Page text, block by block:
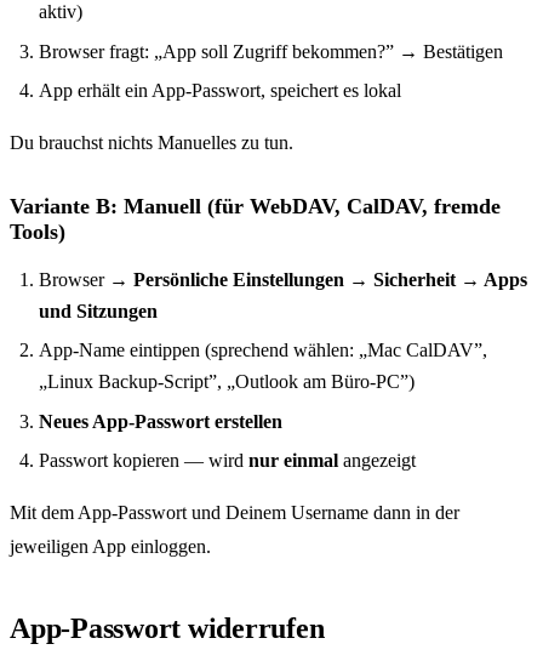
aktiv)
Browser fragt: „App soll Zugriff bekommen?” → Bestätigen
App erhält ein App-Passwort, speichert es lokal
Du brauchst nichts Manuelles zu tun.
Variante B: Manuell (für WebDAV, CalDAV, fremde
Tools)
Browser → Persönliche Einstellungen → Sicherheit → Apps
und Sitzungen
App-Name eintippen (sprechend wählen: „Mac CalDAV”,
„Linux Backup-Script”, „Outlook am Büro-PC”)
Neues App-Passwort erstellen
Passwort kopieren — wird nur einmal angezeigt
Mit dem App-Passwort und Deinem Username dann in der
jeweiligen App einloggen.
App-Passwort widerrufen